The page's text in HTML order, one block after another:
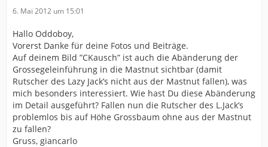
6. Mai 2012 um 15:01
Hallo Oddoboy,
Vorerst Danke für deine Fotos und Beiträge.
Auf deinem Bild ”CKausch” ist auch die Abänderung der
Grossegeleinführung in die Mastnut sichtbar (damit
Rutscher des Lazy Jack’s nicht aus der Mastnut fallen), was
mich besonders interessiert. Wie hast Du diese Abänderung
im Detail ausgeführt? Fallen nun die Rutscher des L.Jack’s
problemlos bis auf Höhe Grossbaum ohne aus der Mastnut
zu fallen?
Gruss, giancarlo